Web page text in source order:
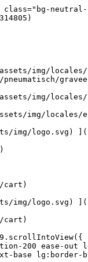
www.auto-service.be/assets/media/30717/conversions/polijsten-navthumb.jpg)  

 Polissage 

 ](https://www.auto-service.be/fr/nettoyage-de-voitures/polissage) [    ![Vitres](https://www.auto-service.be/assets/media/30715/conversions/ruiten-navthumb.jpg)  

 Vitres 

 ](https://www.auto-service.be/fr/nettoyage-de-voitures/vitres) [    ![Cire et protection](https://www.auto-service.be/assets/media/30713/conversions/wax-protect-navthumb.jpg)  

 Cire et protection 

 ](https://www.auto-service.be/fr/nettoyage-de-voitures/cire-et-protection) [    ![Traitement anti-rayures](https://www.auto-service.be/assets/media/30711/conversions/krasbehandeling-navthumb.jpg)  

 Traitement anti-rayures 

 ](https://www.auto-service.be/fr/nettoyage-de-voitures/traitement-anti-rayures) [    ![Accessoires](https://www.auto-service.be/assets/media/30709/conversions/toebehoren-navthumb.jpg)  

 Accessoires 

 ](https://www.auto-service.be/fr/nettoyage-de-voitures/